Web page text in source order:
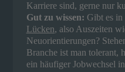
Karriere sind, gerne nur
Gut zu wissen: Gibt es in
Lücken, also Auszeiten
Neuorientierungen?
Branche ist man tolerant,
ein häufiger Jobwechsel